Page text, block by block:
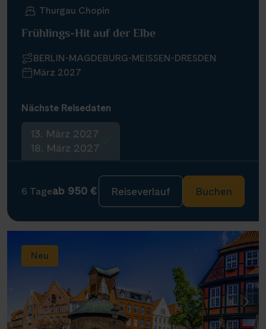
Thurgau Chopin
Frühlings-Hit auf der Elbe
BERLIN-MAGDEBURG-MEISSEN-DRESDEN
März 2027
Nächste Reisedaten
13. März 2027
18. März 2027
6 Tageab 950 € Reiseverlauf Buchen
Neu